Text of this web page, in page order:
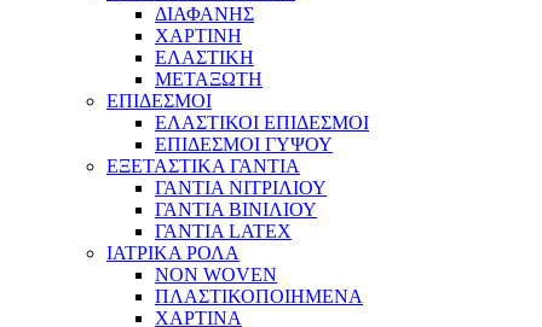
ΔΙΑΦΑΝΗΣ
ΧΑΡΤΙΝΗ
ΕΛΑΣΤΙΚΗ
ΜΕΤΑΞΩΤΗ
ΕΠΙΔΕΣΜΟΙ
ΕΛΑΣΤΙΚΟΙ ΕΠΙΔΕΣΜΟΙ
ΕΠΙΔΕΣΜΟΙ ΓΥΨΟΥ
ΕΞΕΤΑΣΤΙΚΑ ΓΑΝΤΙΑ
ΓΑΝΤΙΑ ΝΙΤΡΙΛΙΟΥ
ΓΑΝΤΙΑ ΒΙΝΙΛΙΟΥ
ΓΑΝΤΙΑ LATEX
ΙΑΤΡΙΚΑ ΡΟΛΑ
NON WOVEN
ΠΛΑΣΤΙΚΟΠΟΙΗΜΕΝΑ
ΧΑΡΤΙΝΑ